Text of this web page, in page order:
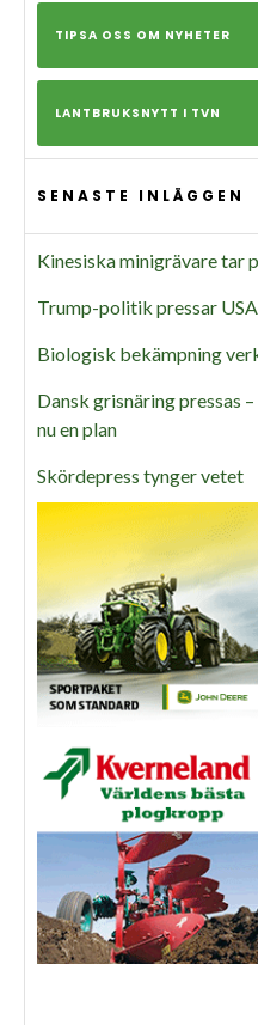
TIPSA OSS OM NYHETER
LANTBRUKSNYTT I TVN
SENASTE INLÄGGEN
Kinesiska minigrävare tar
Trump-politik pressar
Biologisk bekämpning
Dansk grisnäring pressas
nu en plan
Skördepress tynger vetet